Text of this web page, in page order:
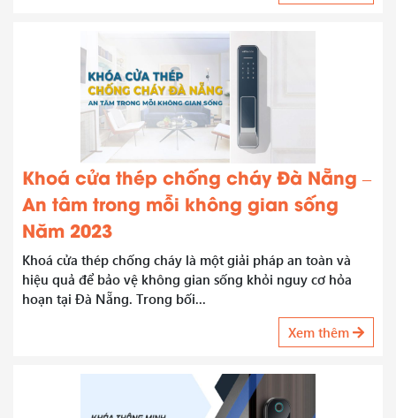
Khoá cửa thép chống cháy Đà Nẵng –
An tâm trong mỗi không gian sống
Năm 2023
Khoá cửa thép chống cháy là một giải pháp an toàn và
hiệu quả để bảo vệ không gian sống khỏi nguy cơ hỏa
hoạn tại Đà Nẵng. Trong bối...
Xem thêm